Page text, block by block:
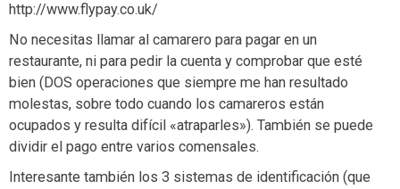
http://www.flypay.co.uk/
No necesitas llamar al camarero para pagar en un
restaurante, ni para pedir la cuenta y comprobar que esté
bien (DOS operaciones que siempre me han resultado
molestas, sobre todo cuando los camareros están
ocupados y resulta difícil «atraparles»). También se puede
dividir el pago entre varios comensales.
Interesante también los 3 sistemas de identificación (que